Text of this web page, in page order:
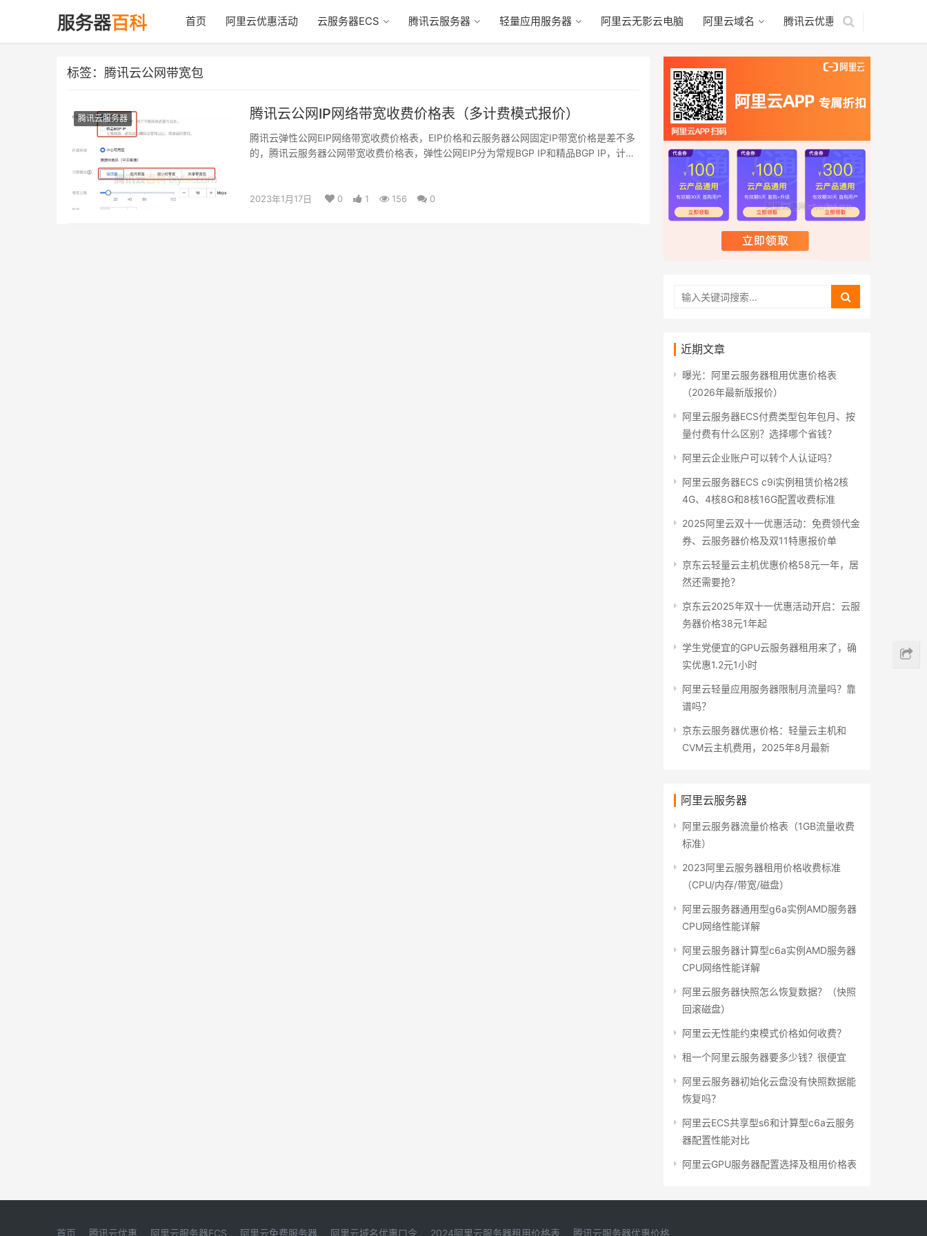
首页 阿里云优惠活动 云服务器ECS 腾讯云服务器 轻量应用服务器 阿里云无影云电脑 阿里云域名 腾讯云优惠
标签：腾讯云公网带宽包
腾讯云服务器 腾讯云公网IP网络带宽收费价格表（多计费模式报价）
腾讯云弹性公网EIP网络带宽收费价格表，EIP价格和云服务器公网固定IP带宽价格是差不多
的，腾讯云服务器公网带宽收费价格表，弹性公网EIP分为常规BGP IP和精品BGP IP，计…
2023年1月17日 0 1 156 0
近期文章
曝光：阿里云服务器租用优惠价格表
（2026年最新版报价）
阿里云服务器ECS付费类型包年包月、按
量付费有什么区别？选择哪个省钱？
阿里云企业账户可以转个人认证吗？
阿里云服务器ECS c9i实例租赁价格2核
4G、4核8G和8核16G配置收费标准
2025阿里云双十一优惠活动：免费领代金
券、云服务器价格及双11特惠报价单
京东云轻量云主机优惠价格58元一年，居
然还需要抢？
京东云2025年双十一优惠活动开启：云服
务器价格38元1年起
学生党便宜的GPU云服务器租用来了，确
实优惠1.2元1小时
阿里云轻量应用服务器限制月流量吗？靠
谱吗？
京东云服务器优惠价格：轻量云主机和
CVM云主机费用，2025年8月最新
阿里云服务器
阿里云服务器流量价格表（1GB流量收费
标准）
2023阿里云服务器租用价格收费标准
（CPU/内存/带宽/磁盘）
阿里云服务器通用型g6a实例AMD服务器
CPU网络性能详解
阿里云服务器计算型c6a实例AMD服务器
CPU网络性能详解
阿里云服务器快照怎么恢复数据？（快照
回滚磁盘）
阿里云无性能约束模式价格如何收费？
租一个阿里云服务器要多少钱？很便宜
阿里云服务器初始化云盘没有快照数据能
恢复吗？
阿里云ECS共享型s6和计算型c6a云服务
器配置性能对比
阿里云GPU服务器配置选择及租用价格表
首页 腾讯云优惠 阿里云服务器ECS 阿里云免费服务器 阿里云域名优惠口令 2024阿里云服务器租用价格表 腾讯云服务器优惠价格